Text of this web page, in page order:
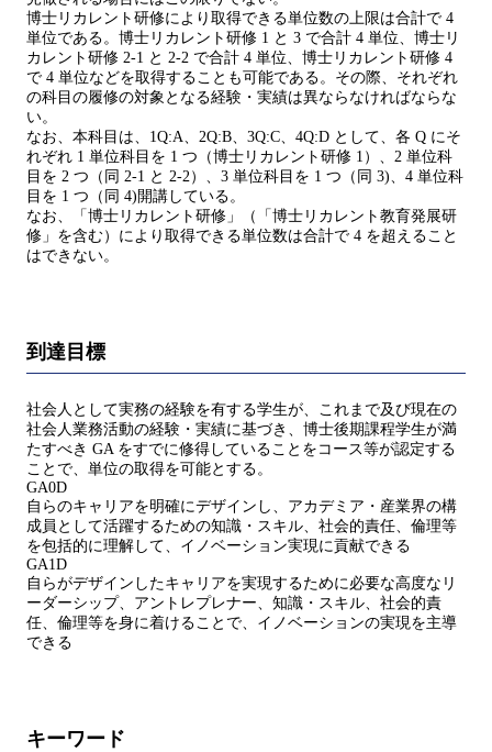
博士リカレント研修により取得できる単位数の上限は合計で 4
単位である。博士リカレント研修 1 と 3 で合計 4 単位、博士リ
カレント研修 2-1 と 2-2 で合計 4 単位、博士リカレント研修 4
で 4 単位などを取得することも可能である。その際、それぞれ
の科目の履修の対象となる経験・実績は異ならなければならな
い。
なお、本科目は、1Q:A、2Q:B、3Q:C、4Q:D として、各 Q にそ
れぞれ 1 単位科目を 1 つ（博士リカレント研修 1）、2 単位科
目を 2 つ（同 2-1 と 2-2）、3 単位科目を 1 つ（同 3)、4 単位科
目を 1 つ（同 4)開講している。
なお、「博士リカレント研修」（「博士リカレント教育発展研
修」を含む）により取得できる単位数は合計で 4 を超えること
はできない。
到達目標
社会人として実務の経験を有する学生が、これまで及び現在の
社会人業務活動の経験・実績に基づき、博士後期課程学生が満
たすべき GA をすでに修得していることをコース等が認定する
ことで、単位の取得を可能とする。
GA0D
自らのキャリアを明確にデザインし、アカデミア・産業界の構
成員として活躍するための知識・スキル、社会的責任、倫理等
を包括的に理解して、イノベーション実現に貢献できる
GA1D
自らがデザインしたキャリアを実現するために必要な高度なリ
ーダーシップ、アントレプレナー、知識・スキル、社会的責
任、倫理等を身に着けることで、イノベーションの実現を主導
できる
キーワード